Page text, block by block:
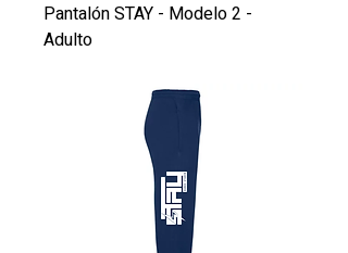
Pantalón STAY - Modelo 2 -
Adulto